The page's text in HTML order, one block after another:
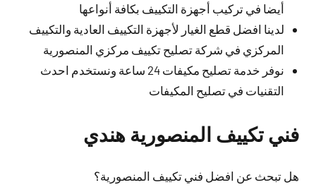
أيضا في تركيب أجهزة التكييف بكافة أنواعها
لدينا افضل قطع الغيار لأجهزة التكييف العادية والتكييف
المركزي في شركة تصليح تكييف مركزي المنصورية
نوفر خدمة تصليح مكيفات 24 ساعة ونستخدم احدث
التقنيات في تصليح المكيفات
فني تكييف المنصورية هندي
هل تبحث عن افضل فني تكييف المنصورية؟